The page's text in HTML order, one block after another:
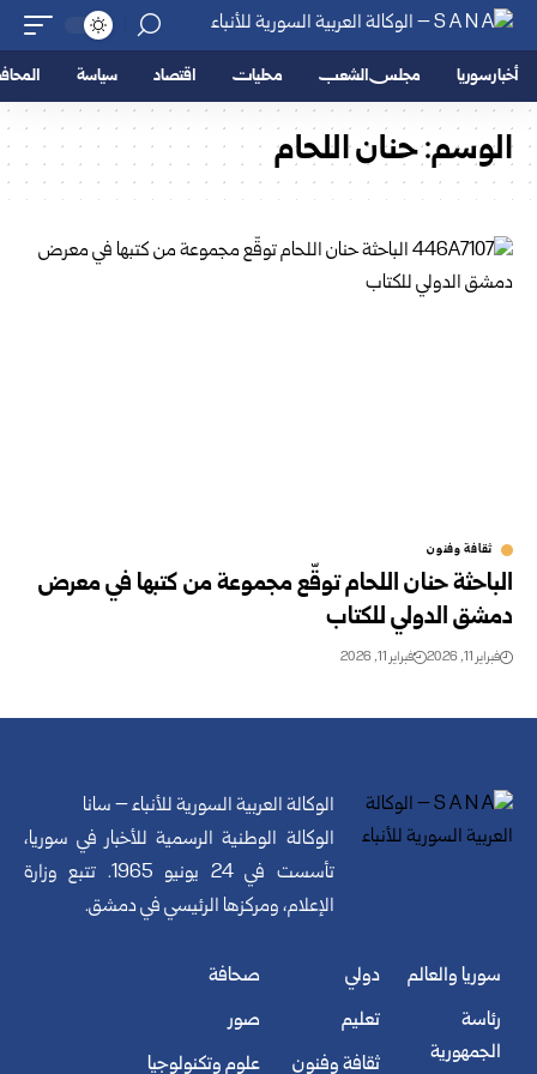
أخبار سوريا مجلس الشعب محليات اقتصاد سياسة
الوسم:حنان اللحام
ثقافة وفنون
الباحثة حنان اللحام توقّع مجموعة من كتبها في معرض
دمشق الدولي للكتاب
فبراير 11, 2026 فبراير 11, 2026
الوكالة العربية السورية للأنباء – سانا
الوكالة الوطنية الرسمية للأخبار في سوريا،
تأسست في 24 يونيو 1965. تتبع وزارة
الإعلام، ومركزها الرئيسي في دمشق.
سوريا والعالم
رئاسة
الجمهورية
دولي
تعليم
ثقافة وفنون
صحافة
صور
علوم وتكنولوجيا